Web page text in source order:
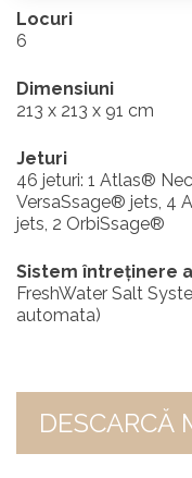
Locuri
6
Dimensiuni
213 x 213 x 91 cm
Jeturi
46 jeturi: 1 Atlas®
VersaSsage® jets, 4
jets, 2 OrbiSsage®
Sistem întreținere
FreshWater Salt
automata)
DESCARCĂ